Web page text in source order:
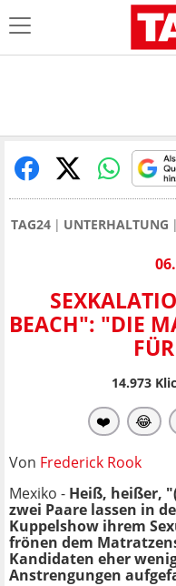
TAG24 UNTERHALTUNG
BEACH": "DIE
14.973
❤️ 😂
Von Frederick Rook
Mexiko - Heiß, heißer,
zwei Paare lassen in
Kuppelshow ihrem
frönen dem
Kandidaten eher
Anstrengungen